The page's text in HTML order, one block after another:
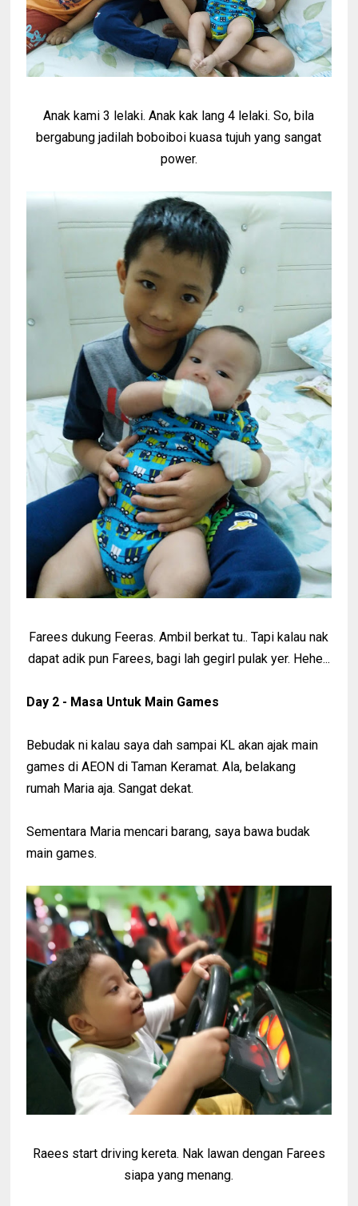
Anak kami 3 lelaki. Anak kak lang 4 lelaki. So, bila
bergabung jadilah boboiboi kuasa tujuh yang sangat
power.
Farees dukung Feeras. Ambil berkat tu.. Tapi kalau nak
dapat adik pun Farees, bagi lah gegirl pulak yer. Hehe...
Day 2 - Masa Untuk Main Games
Bebudak ni kalau saya dah sampai KL akan ajak main
games di AEON di Taman Keramat. Ala, belakang
rumah Maria aja. Sangat dekat.
Sementara Maria mencari barang, saya bawa budak
main games.
Raees start driving kereta. Nak lawan dengan Farees
siapa yang menang.